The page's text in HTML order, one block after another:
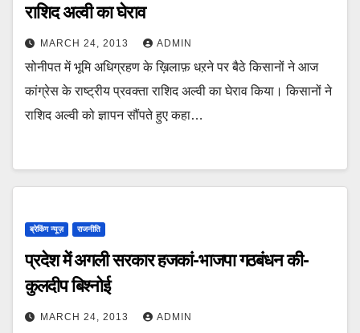
राशिद अल्वी का घेराव
MARCH 24, 2013 ADMIN
सोनीपत में भूमि अधिग्रहण के ख़िलाफ़ धऱने पर बैठे किसानों ने आज
कांग्रेस के राष्ट्रीय प्रवक्ता राशिद अल्वी का घेराव किया। किसानों ने
राशिद अल्वी को ज्ञापन सौंपते हुए कहा…
ब्रेकिंग न्यूज़ राजनीति
प्रदेश में अगली सरकार हजकां-भाजपा गठबंधन की-
कुलदीप बिश्नोई
MARCH 24, 2013 ADMIN